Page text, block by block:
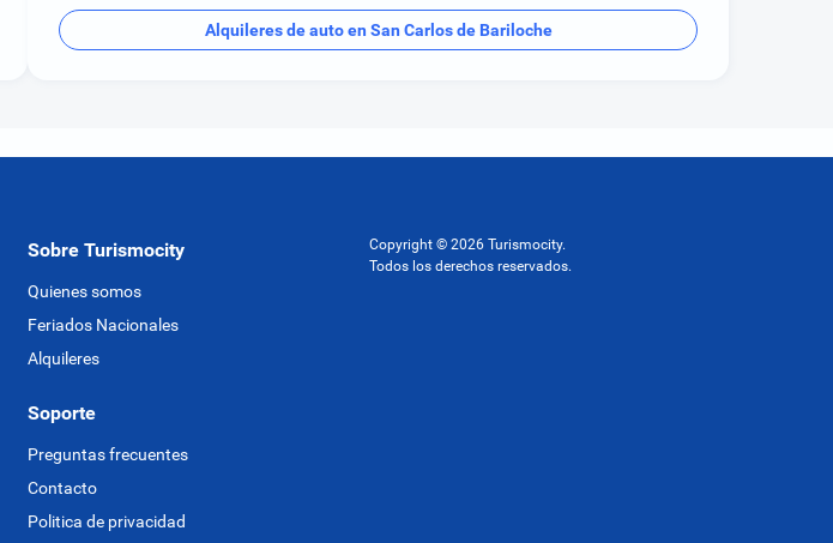
Alquileres de auto en San Carlos de Bariloche
Sobre Turismocity
Quienes somos
Feriados Nacionales
Alquileres
Soporte
Preguntas frecuentes
Contacto
Politica de privacidad
Copyright © 2026 Turismocity.
Todos los derechos reservados.